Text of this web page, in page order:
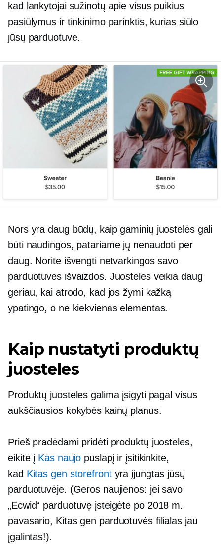
kad lankytojai sužinotų apie visus puikius
pasiūlymus ir tinkinimo parinktis, kurias siūlo
jūsų parduotuvė.
Nors yra daug būdų, kaip gaminių juostelės gali
būti naudingos, patariame jų nenaudoti per
daug. Norite išvengti netvarkingos savo
parduotuvės išvaizdos. Juostelės veikia daug
geriau, kai atrodo, kad jos žymi kažką
ypatingo, o ne kiekvienas elementas.
Kaip nustatyti produktų
juosteles
Produktų juosteles galima įsigyti pagal visus
aukščiausios kokybės kainų planus.
Prieš pradėdami pridėti produktų juosteles,
eikite į Kas naujo puslapį ir įsitikinkite,
kad Kitas gen storefrontyra įjungtas jūsų
parduotuvėje. (Geros naujienos: jei savo
„Ecwid“ parduotuvę įsteigėte po 2018 m.
pavasario, Kitas gen parduotuvės filialas jau
įgalintas!).